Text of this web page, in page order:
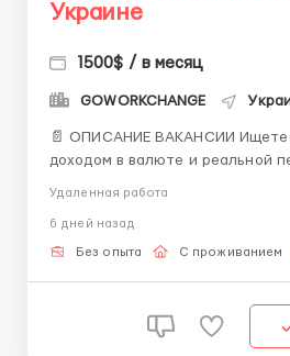
Украине
1500$ / в месяц
GOWORKCHANGE
📄 ОПИСАНИЕ ВАКАНСИИ Ищете работу с высоким
доходом в валюте и реальной
переехать в Европу?
позицию Менеджера по
Мы работаем в сфере Digital-
Удаленная работа
6 дней назад
Без опыта С проживанием